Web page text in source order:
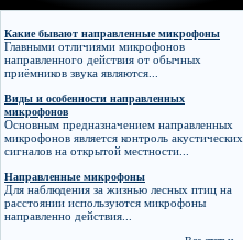
Какие бывают направленные микрофоны
Главными отличиями микрофонов
направленного действия от обычных
приёмников звука являются...
Виды и особенности направленных
микрофонов
Основным предназначением направленных
микрофонов является контроль акустических
сигналов на открытой местности...
Направленные микрофоны
Для наблюдения за жизнью лесных птиц на
расстоянии используются микрофоны
направленно действия...